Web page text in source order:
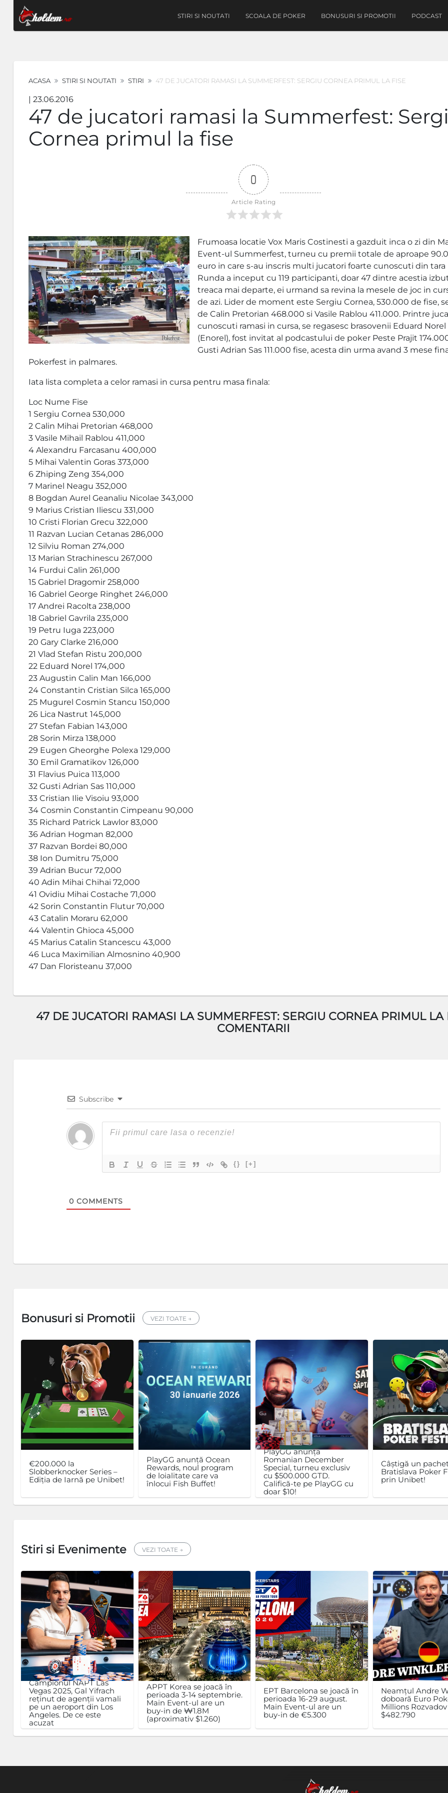
STIRI SI NOUTATI SCOALA DE POKER BONUSURI SI PROMOTII PODCAST
ACASA STIRI SI NOUTATI STIRI 47 DE JUCATORI RAMASI LA SUMMERFEST: SERGIU CORNEA PRIMUL LA FISE
| 23.06.2016
47 de jucatori ramasi la Summerfest:
Cornea primul la fise
0
Article Rating
Frumoasa locatie Vox Maris Costinesti a gazduit inca o zi din
Event-ul Summerfest, turneu cu premii totale de aproape
euro in care s-au inscris multi jucatori foarte cunoscuti din tara
Runda a inceput cu 119 participanti, doar 47 dintre acestia
treaca mai departe, ei urmand sa revina la mesele de joc in
de azi. Lider de moment este Sergiu Cornea, 530.000 de fise,
de Calin Pretorian 468.000 si Vasile Rablou 411.000. Printre
cunoscuti ramasi in cursa, se regasesc brasovenii Eduard Norel
(Enorel), fost invitat al podcastului de poker Peste Prajit
Gusti Adrian Sas 111.000 fise, acesta din urma avand 3 mese
Pokerfest in palmares.
Iata lista completa a celor ramasi in cursa pentru masa finala:
Loc Nume Fise
1 Sergiu Cornea 530,000
2 Calin Mihai Pretorian 468,000
3 Vasile Mihail Rablou 411,000
4 Alexandru Farcasanu 400,000
5 Mihai Valentin Goras 373,000
6 Zhiping Zeng 354,000
7 Marinel Neagu 352,000
8 Bogdan Aurel Geanaliu Nicolae 343,000
9 Marius Cristian Iliescu 331,000
10 Cristi Florian Grecu 322,000
11 Razvan Lucian Cetanas 286,000
12 Silviu Roman 274,000
13 Marian Strachinescu 267,000
14 Furdui Calin 261,000
15 Gabriel Dragomir 258,000
16 Gabriel George Ringhet 246,000
17 Andrei Racolta 238,000
18 Gabriel Gavrila 235,000
19 Petru Iuga 223,000
20 Gary Clarke 216,000
21 Vlad Stefan Ristu 200,000
22 Eduard Norel 174,000
23 Augustin Calin Man 166,000
24 Constantin Cristian Silca 165,000
25 Mugurel Cosmin Stancu 150,000
26 Lica Nastrut 145,000
27 Stefan Fabian 143,000
28 Sorin Mirza 138,000
29 Eugen Gheorghe Polexa 129,000
30 Emil Gramatikov 126,000
31 Flavius Puica 113,000
32 Gusti Adrian Sas 110,000
33 Cristian Ilie Visoiu 93,000
34 Cosmin Constantin Cimpeanu 90,000
35 Richard Patrick Lawlor 83,000
36 Adrian Hogman 82,000
37 Razvan Bordei 80,000
38 Ion Dumitru 75,000
39 Adrian Bucur 72,000
40 Adin Mihai Chihai 72,000
41 Ovidiu Mihai Costache 71,000
42 Sorin Constantin Flutur 70,000
43 Catalin Moraru 62,000
44 Valentin Ghioca 45,000
45 Marius Catalin Stancescu 43,000
46 Luca Maximilian Almosnino 40,900
47 Dan Floristeanu 37,000
47 DE JUCATORI RAMASI LA SUMMERFEST: SERGIU CORNEA PRIMUL LA
COMENTARII
Subscribe
{} [+]
0 COMMENTS
Bonusuri si Promotii VEZI TOATE →
€200.000 la
Slobberknocker Series –
Ediția de Iarnă pe Unibet!
PlayGG anunță Ocean
Rewards, noul program
de loialitate care va
înlocui Fish Buffet!
PlayGG anunță
Romanian December
Special, turneu exclusiv
cu $500.000 GTD.
Califică-te pe PlayGG cu
doar $10!
Câștigă un
Bratislava Poker
prin Unibet!
Stiri si Evenimente VEZI TOATE →
Campionul NAPT Las
Vegas 2025, Gal Yifrach
reținut de agenții vamali
pe un aeroport din Los
Angeles. De ce este
acuzat
APPT Korea se joacă în
perioada 3-14 septembrie.
Main Event-ul are un
buy-in de ₩1.8M
(aproximativ $1.260)
EPT Barcelona se joacă în
perioada 16-29 august.
Main Event-ul are un
buy-in de €5.300
Neamțul Andre
doboară Euro
Millions Rozvadov
$482.790